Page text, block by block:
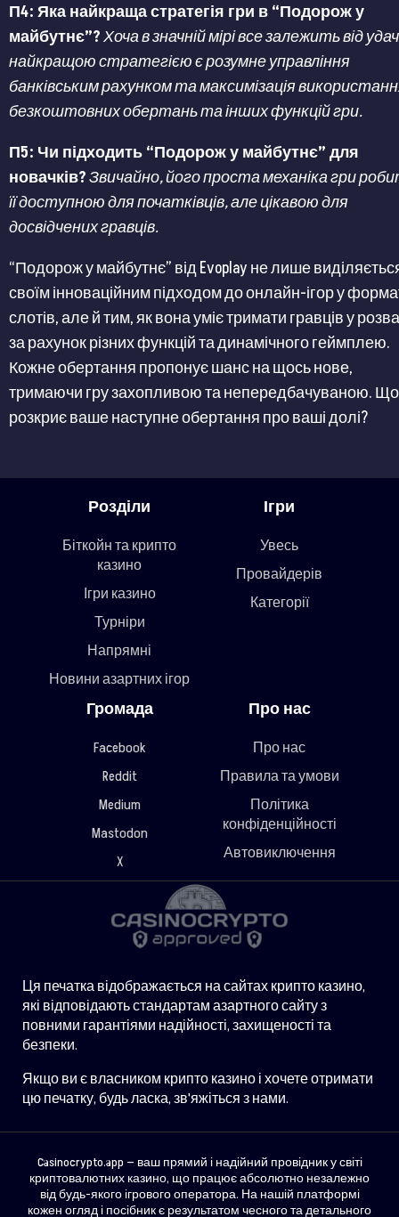
П4: Яка найкраща стратегія гри в “Подорож у
майбутнє”?Хоча в значній мірі все залежить від
найкращою стратегією є розумне управління
банківським рахунком та максимізація
безкоштовних обертань та інших функцій гри.
П5: Чи підходить “Подорож у майбутнє” для
новачків?Звичайно, його проста механіка гри
її доступною для початківців, але цікавою для
досвідчених гравців.
“Подорож у майбутнє” від Evoplay не лише
своїм інноваційним підходом до онлайн-ігор у
слотів, але й тим, як вона уміє тримати гравців у
за рахунок різних функцій та динамічного геймплею.
Кожне обертання пропонує шанс на щось нове,
тримаючи гру захопливою та непередбачуваною. Що
розкриє ваше наступне обертання про ваші долі?
Розділи
Біткойн та крипто
казино
Ігри казино
Турніри
Напрямні
Новини азартних ігор
Ігри
Увесь
Провайдерів
Категорії
Громада
Facebook
Reddit
Medium
Mastodon
X
Про нас
Про нас
Правила та умови
Політика
конфіденційності
Автовиключення
Ця печатка відображається на сайтах крипто казино,
які відповідають стандартам азартного сайту з
повними гарантіями надійності, захищеності та
безпеки.
Якщо ви є власником крипто казино і хочете отримати
цю печатку, будь ласка, зв'яжіться з нами.
Casinocrypto.app — ваш прямий і надійний провідник у світі
криптовалютних казино, що працює абсолютно незалежно
від будь-якого ігрового оператора. На нашій платформі
кожен огляд і посібник є результатом чесного та детального